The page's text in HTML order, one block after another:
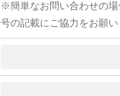
※簡単なお問い合わせの
号の記載にご協力をお願い